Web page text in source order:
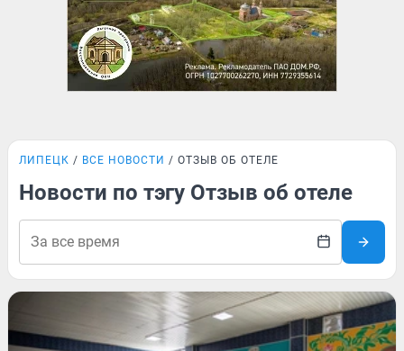
ЛИПЕЦК ВСЕ НОВОСТИ ОТЗЫВ ОБ ОТЕЛЕ
Новости по тэгу Отзыв об отеле